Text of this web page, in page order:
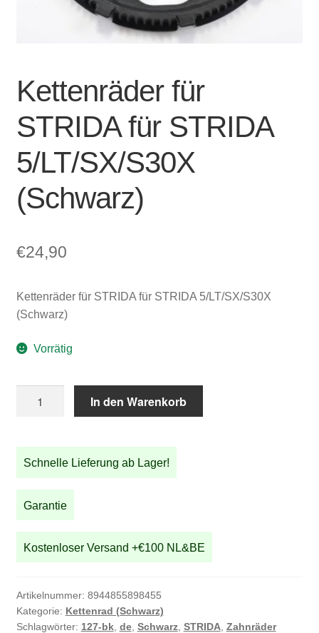
Kettenräder für
STRIDA für STRIDA
5/LT/SX/S30X
(Schwarz)
€24,90
Kettenräder für STRIDA für STRIDA 5/LT/SX/S30X
(Schwarz)
Vorrätig
für
STRIDA
(Schwarz)
Menge
In den Warenkorb
Schnelle Lieferung ab Lager!
Garantie
Kostenloser Versand +€100 NL&BE
Artikelnummer: 8944855898455
Kategorie: Kettenrad (Schwarz)
Schlagwörter: 127-bk, de, Schwarz, STRIDA, Zahnräder